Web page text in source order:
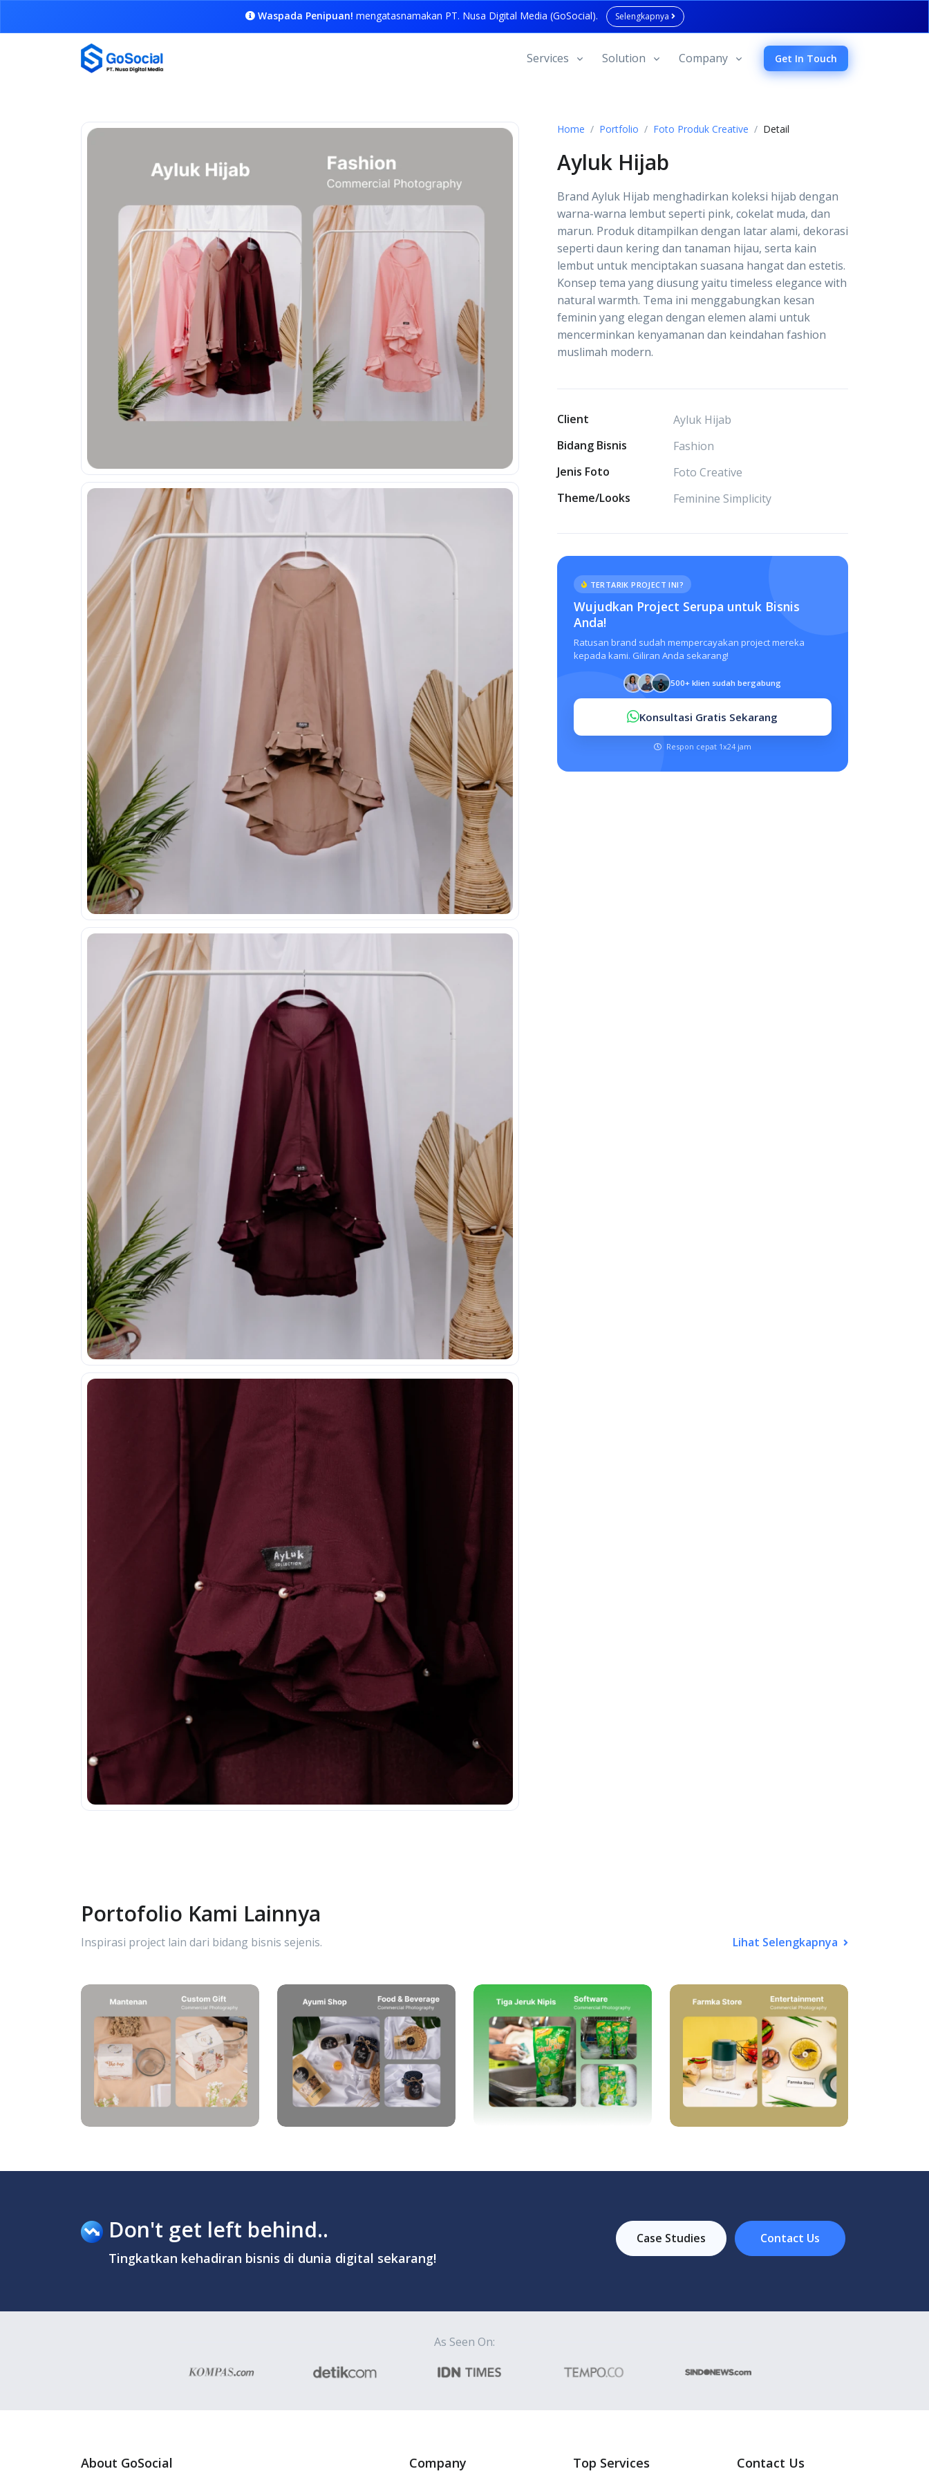
Waspada Penipuan! mengatasnamakan PT. Nusa Digital Media (GoSocial). Selengkapnya
Services Solution Company Get In Touch
Home Portfolio Foto Produk Creative Detail
Ayluk Hijab
Brand Ayluk Hijab menghadirkan koleksi hijab dengan
warna-warna lembut seperti pink, cokelat muda, dan
marun. Produk ditampilkan dengan latar alami, dekorasi
seperti daun kering dan tanaman hijau, serta kain
lembut untuk menciptakan suasana hangat dan estetis.
Konsep tema yang diusung yaitu timeless elegance with
natural warmth. Tema ini menggabungkan kesan
feminin yang elegan dengan elemen alami untuk
mencerminkan kenyamanan dan keindahan fashion
muslimah modern.
Client
Ayluk Hijab
Bidang Bisnis
Fashion
Jenis Foto
Foto Creative
Theme/Looks
Feminine Simplicity
TERTARIK PROJECT INI?
Wujudkan Project Serupa untuk Bisnis
Anda!
Ratusan brand sudah mempercayakan project mereka
kepada kami. Giliran Anda sekarang!
500+ klien sudah bergabung
Konsultasi Gratis Sekarang
Respon cepat 1x24 jam
Portofolio Kami Lainnya
Inspirasi project lain dari bidang bisnis sejenis. Lihat Selengkapnya
Don't get left behind..
Tingkatkan kehadiran bisnis di dunia digital sekarang!
Case Studies Contact Us
As Seen On:
About GoSocial Company Top Services Contact Us